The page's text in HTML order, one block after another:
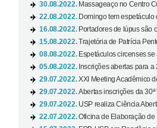
30.08.2022. Massageaço no Centro
22.08.2022. Domingo tem espetáculo
16.08.2022. Portadores de lúpus são
15.08.2022.Trajetória de Patrícia
08.08.2022. Espetáculos circenses
05.08.2022. Inscrições abertas para a
29.07.2022.XXI Meeting Acadêmico
29.07.2022.Abertas inscrições da 30ª
29.07.2022. USP realiza Ciência
22.07.2022.Oficina de Elaboração de